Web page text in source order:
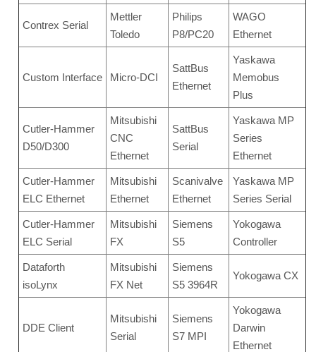
Contrex Serial
Mettler
Toledo
Philips
P8/PC20
WAGO
Ethernet
Custom Interface Micro-DCI
SattBus
Ethernet
Yaskawa
Memobus
Plus
Cutler-Hammer
D50/D300
Mitsubishi
CNC
Ethernet
SattBus
Serial
Yaskawa MP
Series
Ethernet
Cutler-Hammer
ELC Ethernet
Mitsubishi
Ethernet
Scanivalve
Ethernet
Yaskawa MP
Series Serial
Cutler-Hammer
ELC Serial
Mitsubishi
FX
Siemens
S5
Yokogawa
Controller
Dataforth
isoLynx
Mitsubishi
FX Net
Siemens
S5 3964R
Yokogawa CX
DDE Client
Mitsubishi
Serial
Siemens
S7 MPI
Yokogawa
Darwin
Ethernet